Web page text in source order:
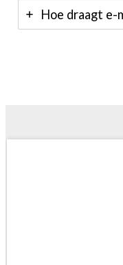
Hoe draagt e-